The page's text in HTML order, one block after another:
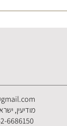
מודיעין,